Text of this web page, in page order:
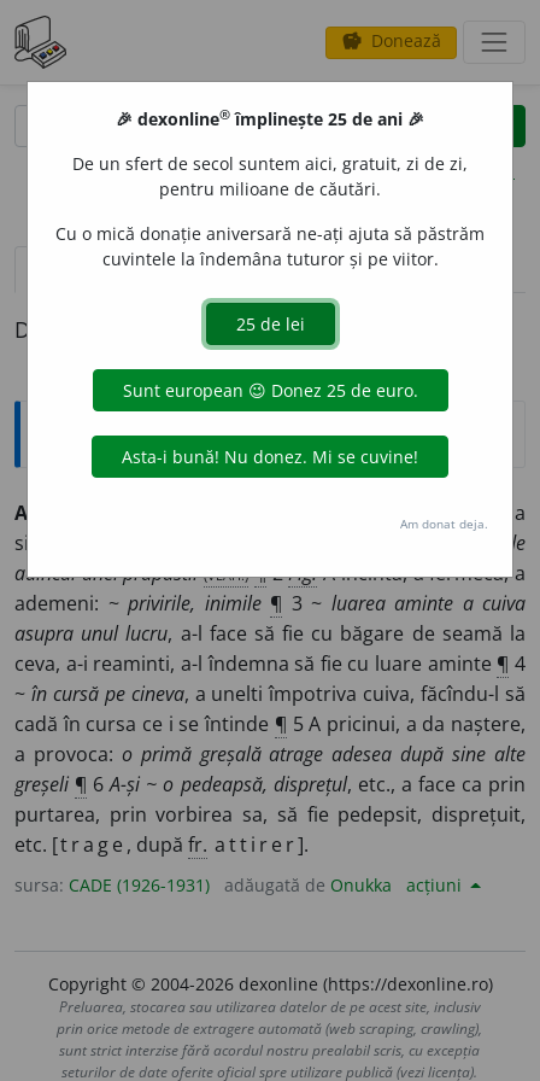
savings Donează
clear
opțiuni
definiții (1) pronunțievolume_up (50)
Definiția cu ID-ul 1334551:
Explicative DEX
ATR
1 A trage la
sine:
magnetul atrage fierul; mă simțeam atras ca de
adîncul unei prăpăstii (VLAH.) ¶2Fig.A încînta, a fermeca, a
ademeni: ~ privirile, inimile ¶ 3 ~ luarea aminte a cuiva
asupra unul lucru, a-l face să fie cu băgare de seamă la
ceva, a-i reaminti, a-l îndemna să fie cu luare aminte ¶ 4
~ în cursă pe cineva, a unelti împotriva cuiva, făcîndu-l să
cadă în cursa ce i se întinde ¶ 5 A pricinui, a da naștere,
a provoca: o primă greșală atrage adesea după sine alte
greșeli ¶ 6A-și ~ o pedeapsă, disprețul, etc., a face ca prin
purtarea, prin vorbirea sa, să fie pedepsit, disprețuit,
etc. [trage , după fr. attirer].
sursa: CADE (1926-1931) adăugată de Onukka acțiuni
Copyright © 2004-2026 dexonline (https://dexonline.ro)
Preluarea, stocarea sau utilizarea datelor de pe acest site, inclusiv
prin orice metode de extragere automată (web scraping, crawling),
sunt strict interzise fără acordul nostru prealabil scris, cu excepția
seturilor de date oferite oficial spre utilizare publică (vezi licența).
🎉 dexonline® împlinește 25 de ani 🎉
De un sfert de secol suntem aici, gratuit, zi de zi,
pentru milioane de căutări.
Cu o mică donație aniversară ne-ați ajuta să păstrăm
cuvintele la îndemâna tuturor și pe viitor.
Am donat deja.